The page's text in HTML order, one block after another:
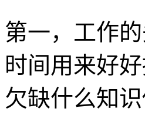
第一，工作
时间用来好
欠缺什么知